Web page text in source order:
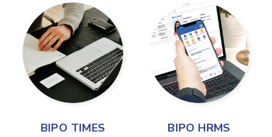
BIPO TIMES BIPO HRMS